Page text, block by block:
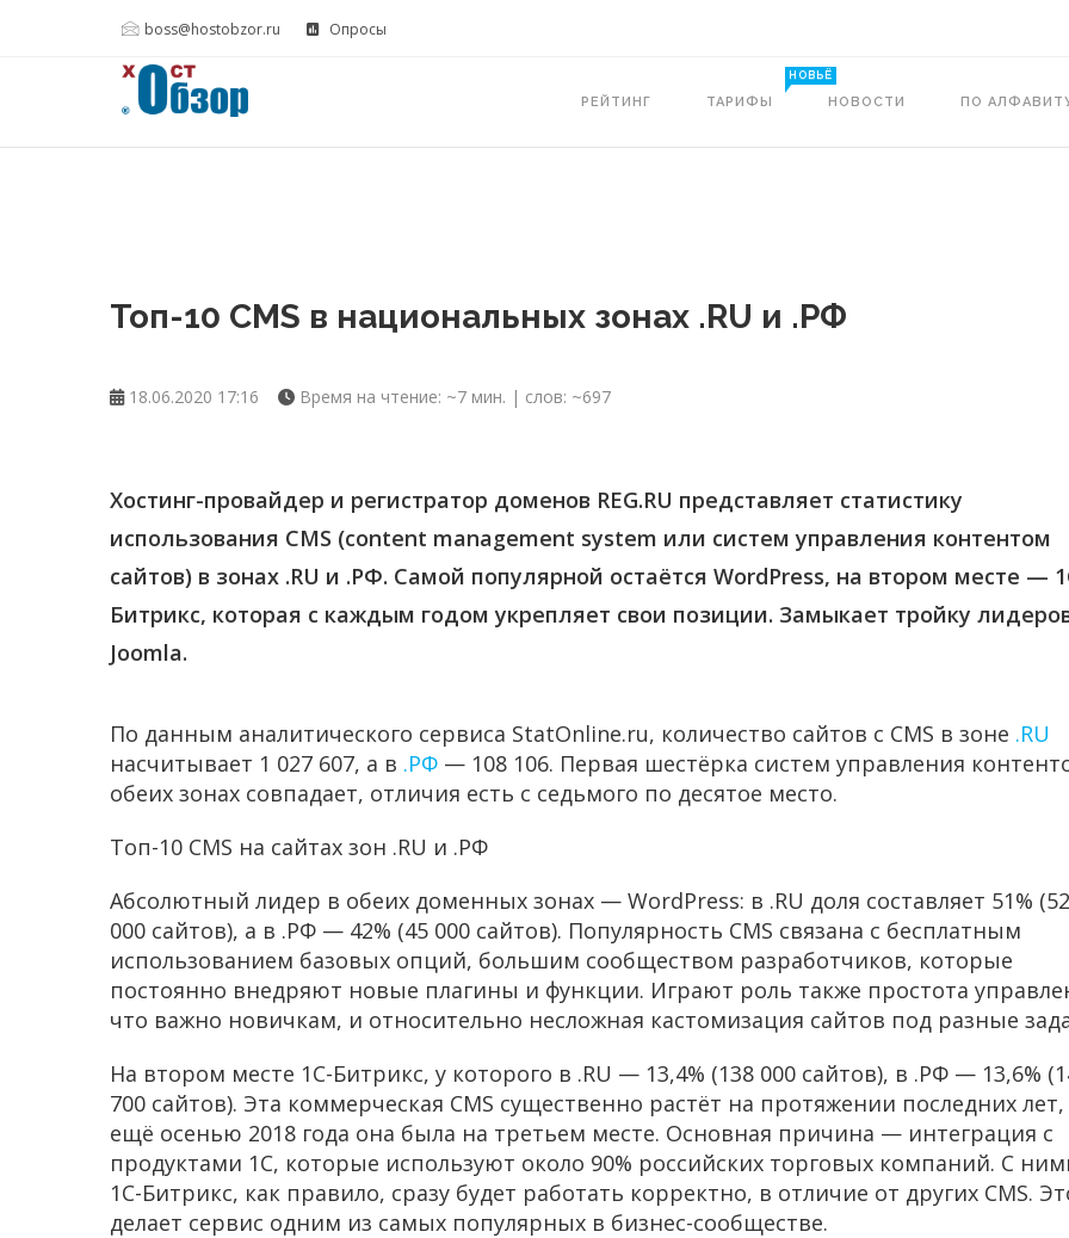
boss@hostobzor.ru Опросы
РЕЙТИНГ ТАРИФЫ
НОВЬЁ
НОВОСТИ ПО
Топ-10 CMS в национальных зонах .RU и .РФ
18.06.2020 17:16 Время на чтение: ~7 мин. | слов: ~697
Хостинг-провайдер и регистратор доменов REG.RU представляет статистику
использования CMS (content management system или систем управления контентом
сайтов) в зонах .RU и .РФ. Самой популярной остаётся WordPress, на втором месте —
Битрикс, которая с каждым годом укрепляет свои позиции. Замыкает тройку
Joomla.
По данным аналитического сервиса StatOnline.ru, количество сайтов с CMS в зоне .RU
насчитывает 1 027 607, а в .РФ — 108 106. Первая шестёрка систем управления
обеих зонах совпадает, отличия есть с седьмого по десятое место.
Топ-10 CMS на сайтах зон .RU и .РФ
Абсолютный лидер в обеих доменных зонах — WordPress: в .RU доля составляет 51%
000 сайтов), а в .РФ — 42% (45 000 сайтов). Популярность CMS связана с бесплатным
использованием базовых опций, большим сообществом разработчиков, которые
постоянно внедряют новые плагины и функции. Играют роль также простота
что важно новичкам, и относительно несложная кастомизация сайтов под разные
На втором месте 1С-Битрикс, у которого в .RU — 13,4% (138 000 сайтов), в .РФ — 13,6%
700 сайтов). Эта коммерческая CMS существенно растёт на протяжении последних лет,
ещё осенью 2018 года она была на третьем месте. Основная причина — интеграция с
продуктами 1С, которые используют около 90% российских торговых компаний. С
1С-Битрикс, как правило, сразу будет работать корректно, в отличие от других CMS.
делает сервис одним из самых популярных в бизнес-сообществе.